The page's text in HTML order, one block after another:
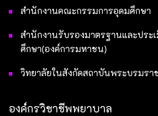
สำนักงานคณะกรรมการอุดมศึกษา
สำนักงานรับรองมาตรฐานและประ
ศึกษา(องค์การมหาชน)
วิทยาลัยในสังกัดสถาบันพระบรมรา
องค์กรวิชาชีพพยาบาล